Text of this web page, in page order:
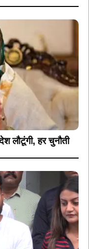
लौटूंगी, हर चुनौती